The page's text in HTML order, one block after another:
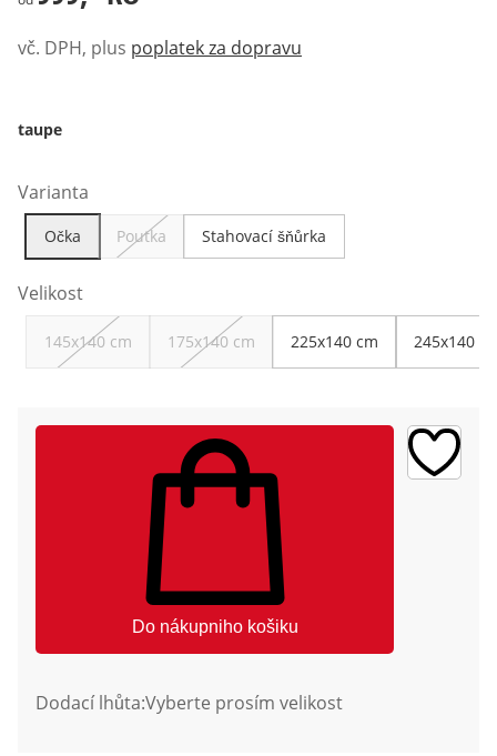
vč. DPH, plus poplatek za dopravu
taupe
Varianta
Očka Poutka Stahovací šňůrka
Velikost
145x140 cm 175x140 cm 225x140 cm 245x140
Do nákupniho košiku
Dodací lhůta:Vyberte prosím velikost